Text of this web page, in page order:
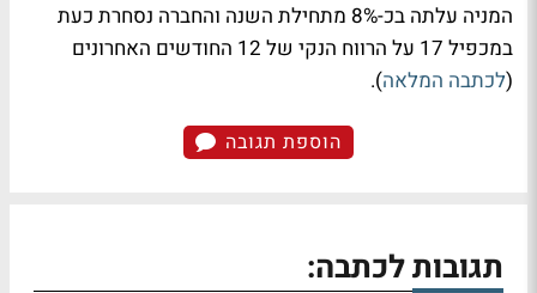
המניה עלתה בכ-8% מתחילת השנה והחברה נסחרת כעת
במכפיל 17 על הרווח הנקי של 12 החודשים האחרונים
(לכתבה המלאה).
הוספת תגובה
תגובות לכתבה: